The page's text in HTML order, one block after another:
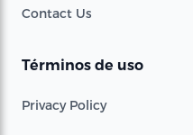
Contact Us
Términos de uso
Privacy Policy